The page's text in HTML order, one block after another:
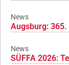
News
Augsburg:
News
SÜFFA 2026: